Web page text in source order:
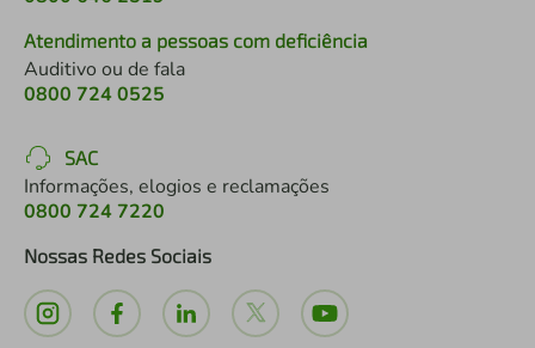
Atendimento a pessoas com deficiência
Auditivo ou de fala
0800 724 0525
SAC
Informações, elogios e reclamações
0800 724 7220
Nossas Redes Sociais